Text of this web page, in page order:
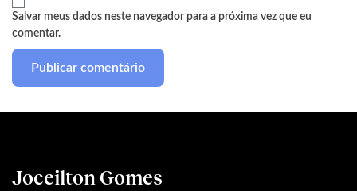
Salvar meus dados neste navegador para a próxima vez que eu
comentar.
Joceilton Gomes